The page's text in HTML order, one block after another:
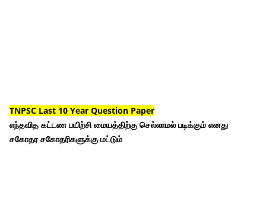
TNPSC Last 10 Year Question Paper
எந்தவித கட்டண பயிற்சி மையத்திற்கு செல்லாமல் படிக்கும் எனது
சகோதர சகோதரிகளுக்கு மட்டும்